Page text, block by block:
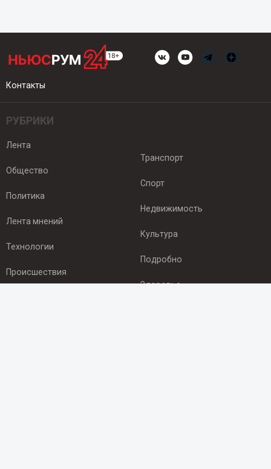
Контакты
РУБРИКИ
Лента
Общество
Политика
Лента мнений
Технологии
Происшествия
Транспорт
Спорт
Недвижимость
Культура
Подробно
Здоровье